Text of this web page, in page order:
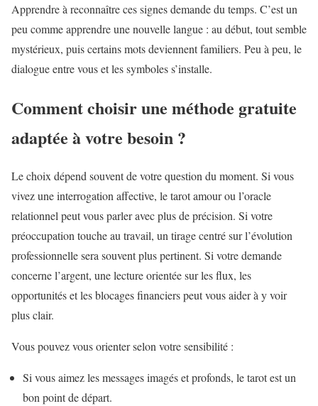
Apprendre à reconnaître ces signes demande du temps. C’est un
peu comme apprendre une nouvelle langue : au début, tout semble
mystérieux, puis certains mots deviennent familiers. Peu à peu, le
dialogue entre vous et les symboles s’installe.
Comment choisir une méthode gratuite
adaptée à votre besoin ?
Le choix dépend souvent de votre question du moment. Si vous
vivez une interrogation affective, le tarot amour ou l’oracle
relationnel peut vous parler avec plus de précision. Si votre
préoccupation touche au travail, un tirage centré sur l’évolution
professionnelle sera souvent plus pertinent. Si votre demande
concerne l’argent, une lecture orientée sur les flux, les
opportunités et les blocages financiers peut vous aider à y voir
plus clair.
Vous pouvez vous orienter selon votre sensibilité :
Si vous aimez les messages imagés et profonds, le tarot est un
bon point de départ.